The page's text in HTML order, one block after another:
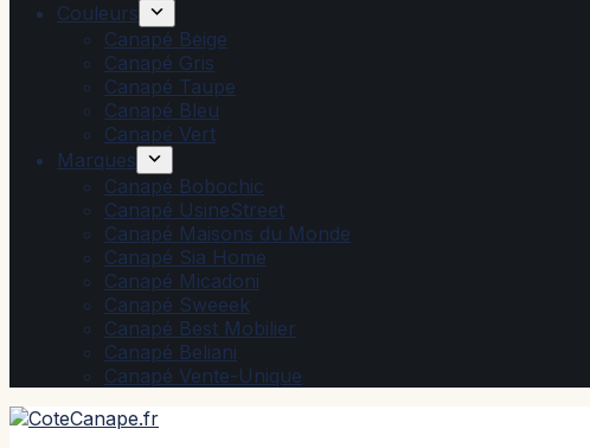
Couleurs
Canapé Beige
Canapé Gris
Canapé Taupe
Canapé Bleu
Canapé Vert
Marques
Canapé Bobochic
Canapé UsineStreet
Canapé Maisons du Monde
Canapé Sia Home
Canapé Micadoni
Canapé Sweeek
Canapé Best Mobilier
Canapé Beliani
Canapé Vente-Unique